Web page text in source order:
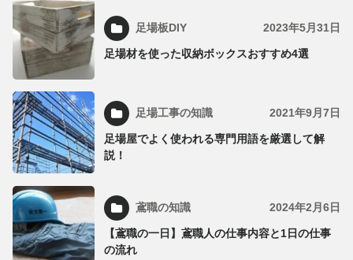
足場板DIY 2023年5月31日
足場材を使った収納ボックスおすすめ4選
足場工事の知識 2021年9月7日
足場屋でよく使われる専門用語を厳選して解
説！
鳶職の知識 2024年2月6日
【鳶職の一日】鳶職人の仕事内容と1日の仕事
の流れ